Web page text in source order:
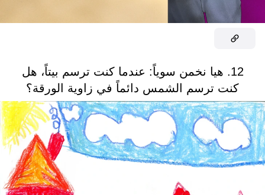
12. هيا نخمن سوياً: عندما كنت ترسم بيتاً، هل
كنت ترسم الشمس دائماً في زاوية الورقة؟